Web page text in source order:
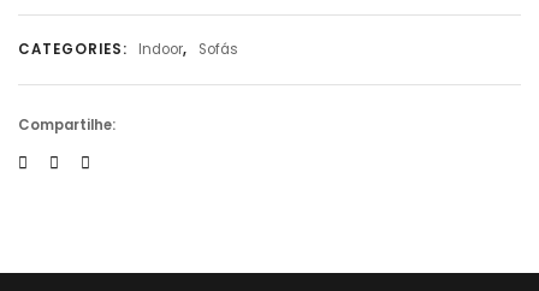
CATEGORIES: Indoor, Sofás
Compartilhe: